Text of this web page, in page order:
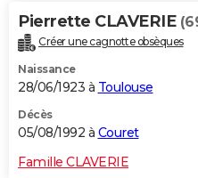
Pierrette CLAVERIE
Créer une cagnotte obsèques
Naissance
28/06/1923 à Toulouse
Décès
05/08/1992 à Couret
Famille CLAVERIE